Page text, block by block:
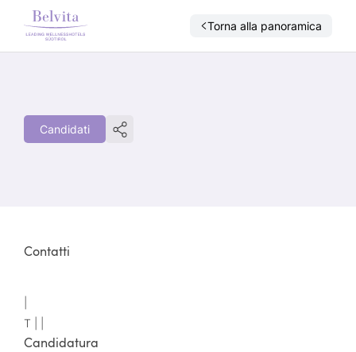
Torna alla panoramica
Candidati
Contatti
T |
Candidatura